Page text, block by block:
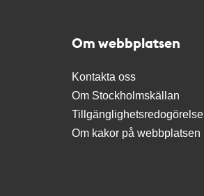
Om webbplatsen
Kontakta oss
Om Stockholmskällan
Tillgänglighetsredogörelse
Om kakor på webbplatsen